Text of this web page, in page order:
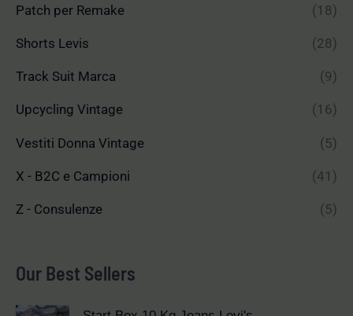
Patch per Remake (18)
Shorts Levis (28)
Track Suit Marca (9)
Upcycling Vintage (16)
Vestiti Donna Vintage (5)
X - B2C e Campioni (41)
Z - Consulenze (5)
Our Best Sellers